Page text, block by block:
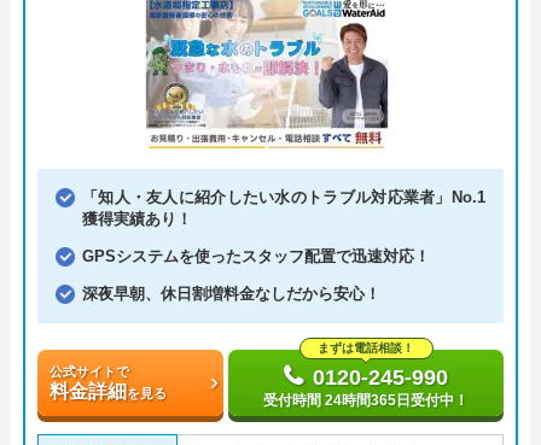
「知人・友人に紹介したい水のトラブル対応業者」No.1
獲得実績あり！
GPSシステムを使ったスタッフ配置で迅速対応！
深夜早朝、休日割増料金なしだから安心！
公式サイトで
料金詳細を見る
まずは電話相談！
0120-245-990
受付時間 24時間365日受付中！